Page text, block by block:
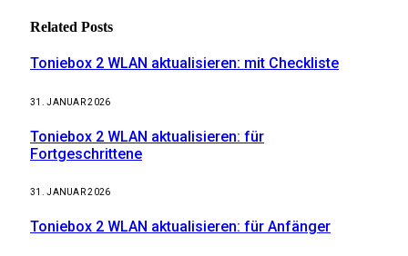
Related Posts
Toniebox 2 WLAN aktualisieren: mit Checkliste
31. JANUAR 2026
Toniebox 2 WLAN aktualisieren: für
Fortgeschrittene
31. JANUAR 2026
Toniebox 2 WLAN aktualisieren: für Anfänger